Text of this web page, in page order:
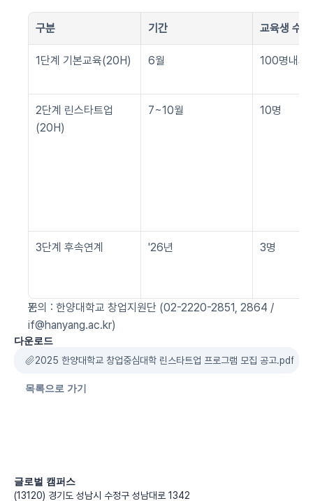
구분 기간 교육생 수
1단계 기본교육(20H) 6월 100명내외
2단계 린스타트업
(20H)
7~10월 10명
3단계 후속연계 '26년 3명
문의 : 한양대학교 창업지원단 (02-2220-2851, 2864 /
if@hanyang.ac.kr)
다운로드
2025 한양대학교 창업중심대학 린스타트업 프로그램 모집 공고.pdf
목록으로 가기
글로벌 캠퍼스
(13120) 경기도 성남시 수정구 성남대로 1342